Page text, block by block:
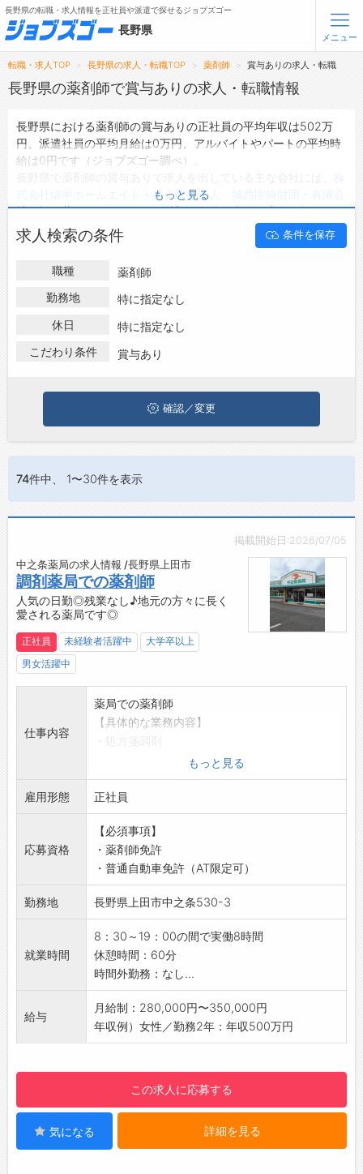
無料会員登録 ログイン
メニュー
トップ
タップで簡単に求人を探す
【初めての方へ】
長野県の求人検索で選ばれる理由
転職支援サービス
お問い合わせ
よくあるご質問
長野県の転職・求人情報を正社員や派遣で探せるジョブズゴー
長野県
メニュー
転職・求人TOP 長野県の求人・転職TOP 薬剤師 賞与ありの求人・転職
長野県の薬剤師で賞与ありの求人・転職情報
長野県における薬剤師の賞与ありの正社員の平均年収は502万
円、派遣社員の平均月給は0万円、アルバイトやパートの平均時
給は0円です（ジョブズゴー調べ）。
社会医療法人 城西医療財団
社 柳屋薬局などがあり、ご希望の条件に合った求人を探すこと
できます。
長野県の地域密着型の求人サイトであるジョブズゴーでは長野県
の求人情報を38件取り扱っており、そのうち
派遣社員の求人は0件、
第二新卒から50代・60代以上の方の再就職も可能です。 長野県
で薬剤師の賞与ありの求人・転職情報を探している方は、ぜひ興
味のある職種に応募してみてくださいね。
もっと見る
求人検索の条件 条件を保存
職種
薬剤師
勤務地
特に指定なし
休日
特に指定なし
こだわり条件
賞与あり
確認／変更
74件中、 1〜30件を表示
掲載開始日:2026/07/05
中之条薬局の求人情報 /長野県上田市
調剤薬局での薬剤師
人気の日勤◎残業なし♪地元の方々に長く
愛される薬局です◎
正社員 未経験者活躍中
大学卒以上
男女活躍中
仕事内容
薬局での薬剤師
【具体的な業務内容】
・医薬品の販売接客
・品出し
・清掃など
【おすすめポイント】
店内は明るい雰囲気でアットホームな職場にな
ります。
【やりがい】
地元の方々に長年愛されている薬局です。
【研修制度・ステップアップ】
【職場の雰囲気・社風】
仕事におけるリスク軽減のための最新の機械導
入や店内のリフォーム、レイアウト変更などを
して仕事環境を整えております。
【働き方に関して】
を後日早く帰るなど調整しています。
【社内設備】
・社用車あり
・薬剤監査システム・散剤監査システムなどの
仕事におけるリスク軽減のための機械導入や、
もっと見る
雇用形態 正社員
応募資格
【必須事項】
・薬剤師免許
・普通自動車免許（AT限定可）
勤務地 長野県上田市中之条530-3
就業時間
8：30～19：00の間で実働8時間
休憩時間：60分
時間外勤務：なし...
給与
月給制：280,000円〜350,000円
年収例）女性／勤務2年：年収500万円
この求人に応募する
気になる 詳細を見る